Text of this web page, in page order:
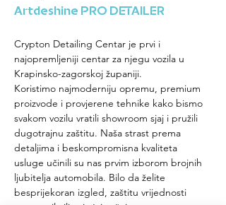
Artdeshine PRO DETAILER
Crypton Detailing Centar je prvi i
najopremljeniji centar za njegu vozila u
Krapinsko-zagorskoj županiji.
Koristimo najmoderniju opremu, premium
proizvode i provjerene tehnike kako bismo
svakom vozilu vratili showroom sjaj i pružili
dugotrajnu zaštitu. Naša strast prema
detaljima i beskompromisna kvaliteta
usluge učinili su nas prvim izborom brojnih
ljubitelja automobila. Bilo da želite
besprijekoran izgled, zaštitu vrijednosti